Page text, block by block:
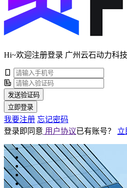
Hi~欢迎注册登录 广州云石动力科
发送验证码
立即登录
我要注册 忘记密码
登录即同意 用户协议已有账号？ 立